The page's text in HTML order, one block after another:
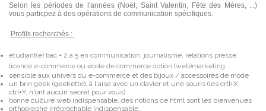
Selon les périodes de l'années (Noël, Saint Valentin, Fête des Mères, ...)
vous particpez à des opérations de communication spécifiques.
Profils recherchés :
étudiant(e) bac + 2 à 5 en communication, journalisme, relations presse,
licence e-commerce ou école de commerce option (web)marketing
sensible aux univers du e-commerce et des bijoux / accessoires de mode
un brin geek (geekette), à l'aise avec un clavier et une souris (les crtl+X,
ctrl+Y, n'ont aucun secrêt pour vous)
bonne culture web indispensable, des notions de html sont les bienvenues
orthographe irréprochable indispensable.